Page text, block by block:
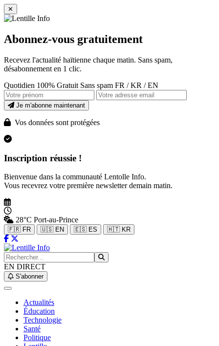
✕
Abonnez-vous gratuitement
Recevez l'actualité haïtienne chaque matin. Sans spam,
désabonnement en 1 clic.
Quotidien 100% Gratuit Sans spam FR / KR / EN
Je m'abonne maintenant
Vos données sont protégées
Inscription réussie !
Bienvenue dans la communauté Lentolle Info.
Vous recevrez votre première newsletter demain matin.
28°C Port-au-Prince
🇫🇷 FR 🇺🇸 EN 🇪🇸 ES 🇭🇹 KR
EN DIRECT
S'abonner
Actualités
Éducation
Technologie
Santé
Politique